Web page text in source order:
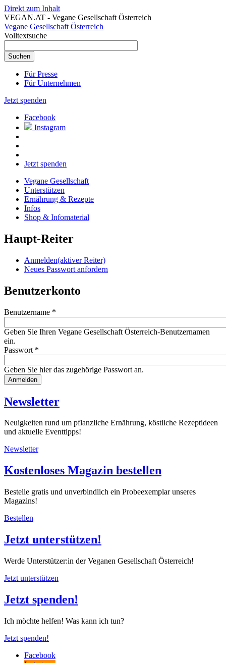
Direkt zum Inhalt
VEGAN.AT - Vegane Gesellschaft Österreich
Vegane Gesellschaft Österreich
Volltextsuche
Für Presse
Für Unternehmen
Jetzt spenden
Facebook
Instagram
Jetzt spenden
Vegane Gesellschaft
Unterstützen
Ernährung & Rezepte
Infos
Shop & Infomaterial
Haupt-Reiter
Anmelden(aktiver Reiter)
Neues Passwort anfordern
Benutzerkonto
Benutzername *
Geben Sie Ihren Vegane Gesellschaft Österreich-Benutzernamen
ein.
Passwort *
Geben Sie hier das zugehörige Passwort an.
Website
URL
Newsletter
Neuigkeiten rund um pflanzliche Ernährung, köstliche Rezeptideen
und aktuelle Eventtipps!
Newsletter
Kostenloses Magazin bestellen
Bestelle gratis und unverbindlich ein Probeexemplar unseres
Magazins!
Bestellen
Jetzt unterstützen!
Werde Unterstützer:in der Veganen Gesellschaft Österreich!
Jetzt unterstützen
Jetzt spenden!
Ich möchte helfen! Was kann ich tun?
Jetzt spenden!
Facebook